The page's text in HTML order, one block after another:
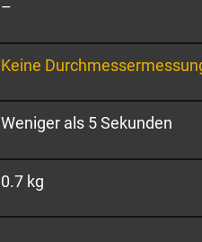
–
Keine
Weniger als 5 Sekunden
0.7 kg